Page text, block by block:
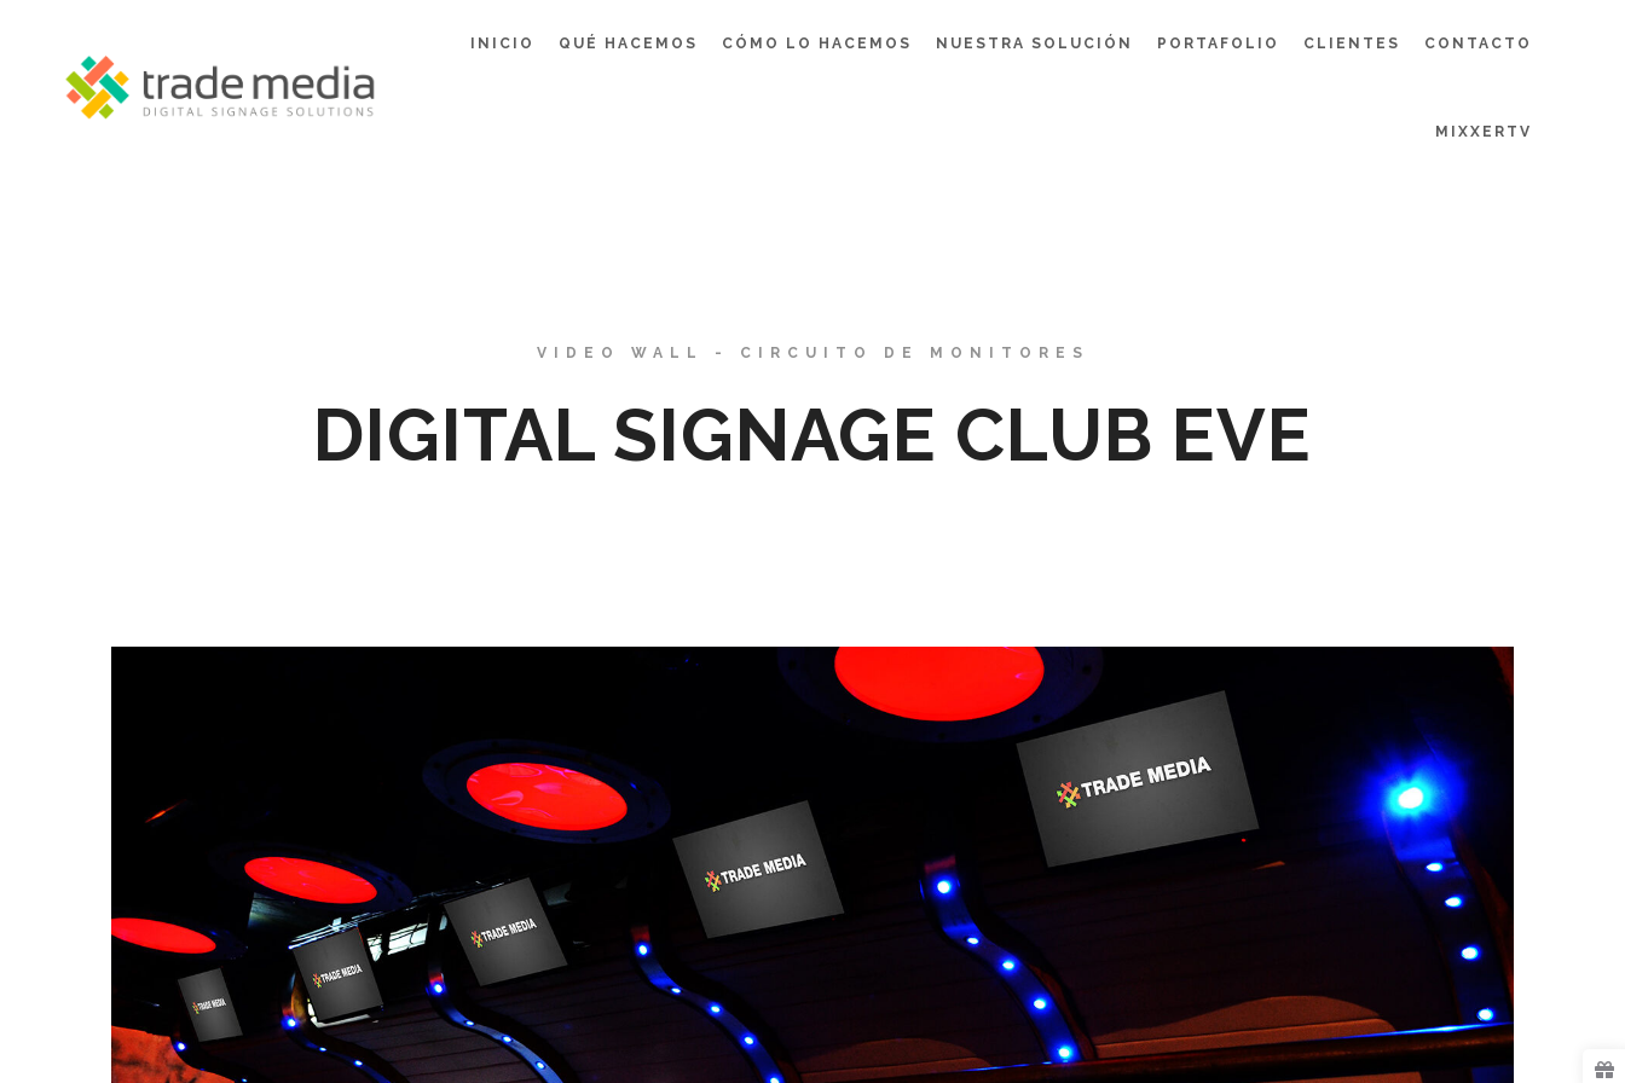
INICIO QUÉ HACEMOS CÓMO LO HACEMOS NUESTRA SOLUCIÓN PORTAFOLIO CLIENTES CONTACTO
MIXXERTV
VIDEO WALL - CIRCUITO DE MONITORES
DIGITAL SIGNAGE CLUB EVE
club_eve_monitores_profecionales_retail_comercio_digital_signage_carteleria_chile_santiago_trademedia